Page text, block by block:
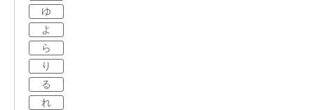
ゆ
よ
ら
り
る
れ